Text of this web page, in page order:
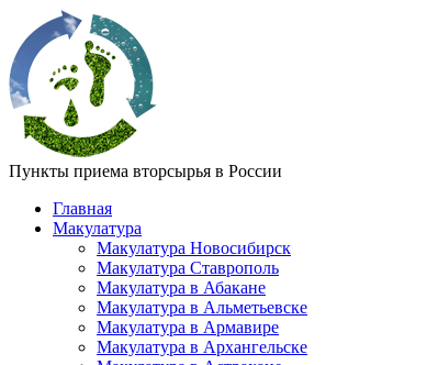
Пункты приема вторсырья в России
Главная
Макулатура
Макулатура Новосибирск
Макулатура Ставрополь
Макулатура в Абакане
Макулатура в Альметьевске
Макулатура в Армавире
Макулатура в Архангельске